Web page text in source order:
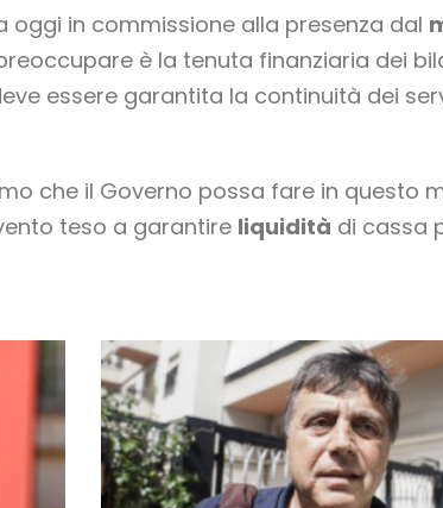
oggi in commissione alla presenza dal
è la tenuta finanziaria dei
essere garantita la continuità dei
che il Governo possa fare in questo
teso a garantire liquidità di cassa